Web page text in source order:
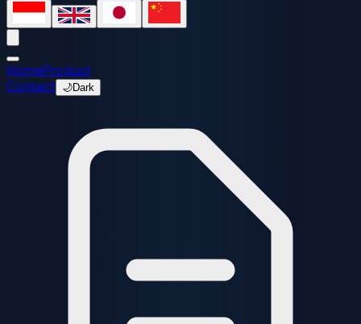
HomeProduct
Contact
🌙Dark